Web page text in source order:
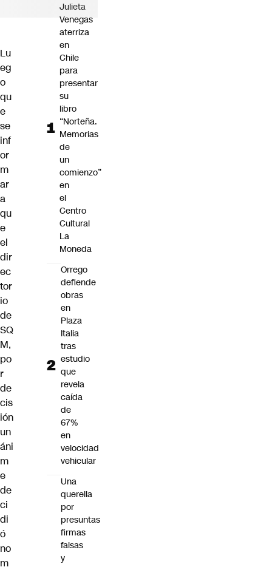
Lu
eg
o
qu
e
se
inf
or
m
ar
a
qu
e
el
dir
ec
tor
io
de
SQ
M,
po
r
de
cis
ión
un
áni
m
e
de
ci
di
ó
no
m
Julieta
Venegas
aterriza
en
Chile
para
presentar
su
libro
“Norteña.
Memorias
de
un
comienzo”
en
el
Centro
Cultural
La
Moneda
Orrego
defiende
obras
en
Plaza
Italia
tras
estudio
que
revela
caída
de
67%
en
velocidad
vehicular
Una
querella
por
presuntas
firmas
falsas
y